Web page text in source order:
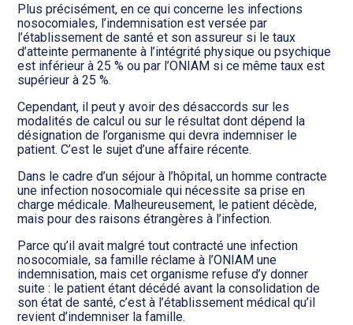
Plus précisément, en ce qui concerne les infections
nosocomiales, l’indemnisation est versée par
l’établissement de santé et son assureur si le taux
d’atteinte permanente à l’intégrité physique ou psychique
est inférieur à 25 % ou par l’ONIAM si ce même taux est
supérieur à 25 %.
Cependant, il peut y avoir des désaccords sur les
modalités de calcul ou sur le résultat dont dépend la
désignation de l’organisme qui devra indemniser le
patient. C’est le sujet d’une affaire récente.
Dans le cadre d’un séjour à l’hôpital, un homme contracte
une infection nosocomiale qui nécessite sa prise en
charge médicale. Malheureusement, le patient décède,
mais pour des raisons étrangères à l’infection.
Parce qu’il avait malgré tout contracté une infection
nosocomiale, sa famille réclame à l’ONIAM une
indemnisation, mais cet organisme refuse d’y donner
suite : le patient étant décédé avant la consolidation de
son état de santé, c’est à l’établissement médical qu’il
revient d’indemniser la famille.